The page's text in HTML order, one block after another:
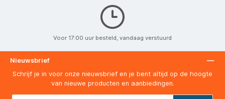
Voor 17:00 uur besteld, vandaag verstuurd
Nieuwsbrief
Schrijf je in voor onze nieuwsbrief en je bent altijd op de hoogte
van nieuwe producten en aanbiedingen.